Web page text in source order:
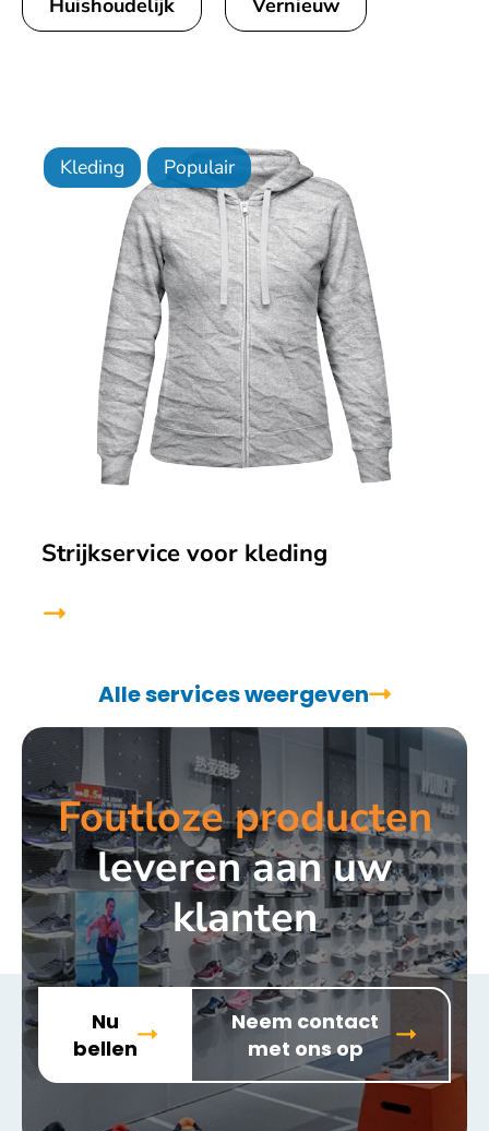
Huishoudelijk Vernieuw
Kleding Populair
Strijkservice voor kleding
Alle services weergeven
Foutloze producten
leveren aan uw
klanten
Nu
bellen
Neem contact
met ons op